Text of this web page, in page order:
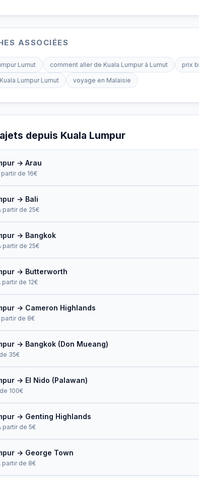
ASSOCIÉES
Lumut comment aller de Kuala Lumpur à Lumut prix
Lumpur Lumut voyage en Malaisie
depuis Kuala Lumpur
→ Arau
partir de 16€
→ Bali
partir de 25€
→ Bangkok
partir de 25€
→ Butterworth
partir de 12€
→ Cameron Highlands
partir de 8€
→ Bangkok (Don Mueang)
35€
→ El Nido (Palawan)
100€
→ Genting Highlands
partir de 5€
→ George Town
partir de 8€